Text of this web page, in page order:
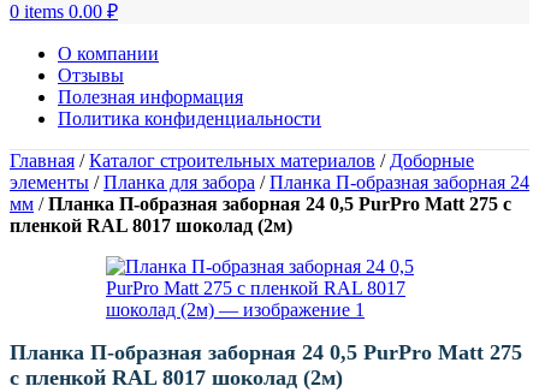
0 items 0.00 ₽
О компании
Отзывы
Полезная информация
Политика конфиденциальности
Главная /Каталог строительных материалов /Доборные
элементы /Планка для забора /Планка П-образная заборная 24
мм /Планка П-образная заборная 24 0,5 PurPro Matt 275 с
пленкой RAL 8017 шоколад (2м)
Планка П-образная заборная 24 0,5 PurPro Matt 275
с пленкой RAL 8017 шоколад (2м)